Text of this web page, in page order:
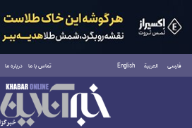
فارسی العربية English تماس با ما درباره ما
شنبه ۱۷ مرداد ۱۴۰۵